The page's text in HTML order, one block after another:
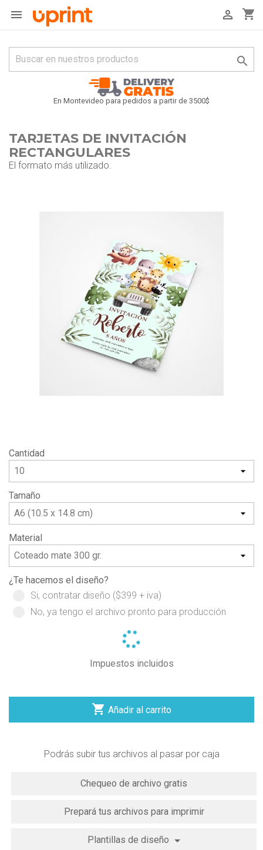
 shopping_cart


En Montevideo para pedidos a partir de 3500$
TARJETAS DE INVITACIÓN
RECTANGULARES
El formato más utilizado.
Cantidad
Tamaño
Material
¿Te hacemos el diseño?
Si, contratar diseño ($399 + iva)
No, ya tengo el archivo pronto para producción
Impuestos incluidos
 Añadir al carrito
Podrás subir tus archivos al pasar por caja
Chequeo de archivo gratis
Prepará tus archivos para imprimir
Plantillas de diseño